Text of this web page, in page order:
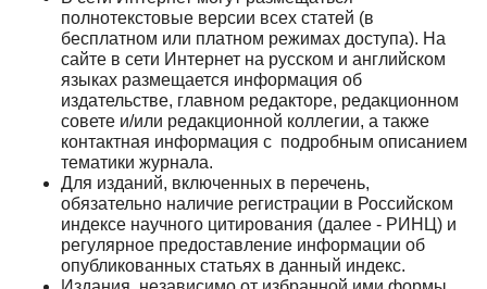
полнотекстовые версии всех статей (в
бесплатном или платном режимах доступа). На
сайте в сети Интернет на русском и английском
языках размещается информация об
издательстве, главном редакторе, редакционном
совете и/или редакционной коллегии, а также
контактная информация с подробным описанием
тематики журнала.
Для изданий, включенных в перечень,
обязательно наличие регистрации в Российском
индексе научного цитирования (далее - РИНЦ) и
регулярное предоставление информации об
опубликованных статьях в данный индекс.